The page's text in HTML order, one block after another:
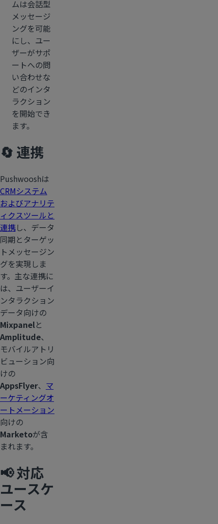
ムは会話型
メッセージ
ングを可能
にし、ユー
ザーがサポ
ートへの問
い合わせな
どのインタ
ラクション
を開始でき
ます。
🔄 連携
Pushwooshは
CRMシステム
およびアナリテ
ィクスツールと
連携し、データ
同期とターゲッ
トメッセージン
グを実現しま
す。主な連携に
は、ユーザーイ
ンタラクション
データ向けの
Mixpanelと
Amplitude、
モバイルアトリ
ビューション向
けの
AppsFlyer、 マ
ーケティングオ
ートメーション
向けの
Marketoが含
まれます。
📢 対応
ユースケ
ース